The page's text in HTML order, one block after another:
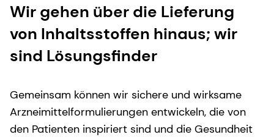
Wir gehen über die Lieferung
von Inhaltsstoffen hinaus; wir
sind Lösungsfinder
Gemeinsam können wir sichere und wirksame
Arzneimittelformulierungen entwickeln, die von
den Patienten inspiriert sind und die Gesundheit